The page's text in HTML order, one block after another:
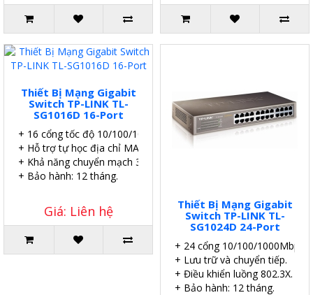
Thiết Bị Mạng Gigabit
Switch TP-LINK TL-
SG1016D 16-Port
+ 16 cổng tốc độ 10/100/1000 Mbps.
+ Hỗ trợ tự học địa chỉ MAC, MDI/MDIX.
+ Khả năng chuyển mạch 32Gbps.
+ Bảo hành: 12 tháng.
Giá: Liên hệ
Thiết Bị Mạng Gigabit
Switch TP-LINK TL-
SG1024D 24-Port
+ 24 cổng 10/100/1000Mbps
+ Lưu trữ và chuyển tiếp.
+ Điều khiển luồng 802.3X.
+ Bảo hành: 12 tháng.